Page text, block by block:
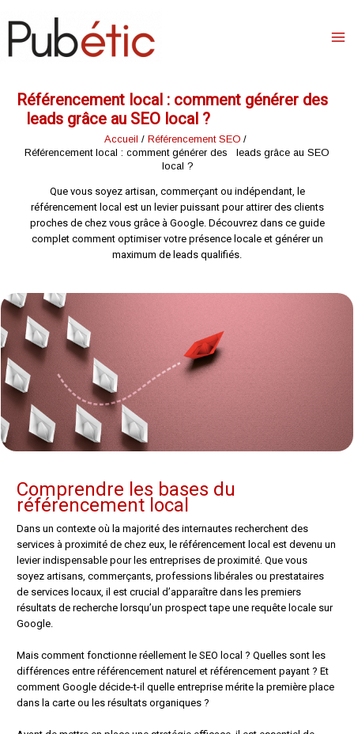
au
contenu
Référencement local : comment générer des
leads grâce au SEO local ?
Accueil
Référencement SEO
Référencement local : comment générer des leads grâce au SEO
local ?
Que vous soyez artisan, commerçant ou indépendant, le
référencement local est un levier puissant pour attirer des clients
proches de chez vous grâce à Google. Découvrez dans ce guide
complet comment optimiser votre présence locale et générer un
maximum de leads qualifiés.
Comprendre les bases du
référencement local
Dans un contexte où la majorité des internautes recherchent des
services à proximité de chez eux, le référencement local est devenu un
levier indispensable pour les entreprises de proximité. Que vous
soyez artisans, commerçants, professions libérales ou prestataires
de services locaux, il est crucial d’apparaître dans les premiers
résultats de recherche lorsqu’un prospect tape une requête locale sur
Google.
Mais comment fonctionne réellement le SEO local ? Quelles sont les
différences entre référencement naturel et référencement payant ? Et
comment Google décide-t-il quelle entreprise mérite la première place
dans la carte ou les résultats organiques ?